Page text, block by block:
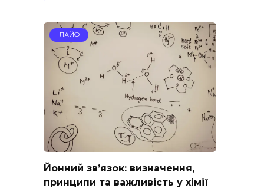
ЛАЙФ
Йонний зв’язок: визначення,
принципи та важливість у хімії